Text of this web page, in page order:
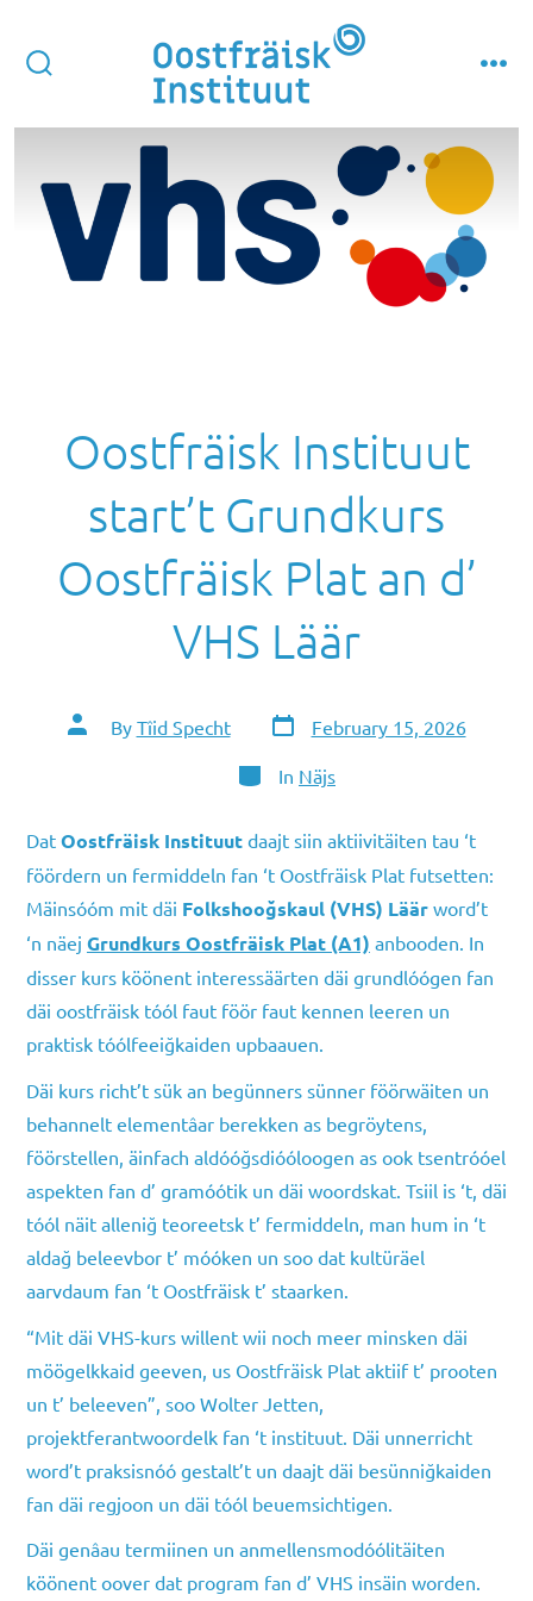
to
content
Oostfräisk Instituut
start’t Grundkurs
Oostfräisk Plat an d’
VHS Läär
Post
author
By Tîid Specht
Post
date
February 15, 2026
Categories
In Näjs
Dat Oostfräisk Instituutdaajt siin aktiivitäiten tau ‘t
föördern un fermiddeln fan ‘t Oostfräisk Plat futsetten:
Mäinsóóm mit däi Folkshooğskaul (VHS) Läärword’t
‘n näej Grundkurs Oostfräisk Plat (A1) anbooden. In
disser kurs köönent interessäärten däi grundlóógen fan
däi oostfräisk tóól faut föör faut kennen leeren un
praktisk tóólfeeiğkaiden upbaauen.
Däi kurs richt’t sük an begünners sünner föörwäiten un
behannelt elementâar berekken as begröytens,
föörstellen, äinfach aldóóğsdióóloogen as ook tsentróóel
aspekten fan d’ gramóótik un däi woordskat. Tsiil is ‘t, däi
tóól näit alleniğ teoreetsk t’ fermiddeln, man hum in ‘t
aldağ beleevbor t’ móóken un soo dat kultüräel
aarvdaum fan ‘t Oostfräisk t’ staarken.
“Mit däi VHS-kurs willent wii noch meer minsken däi
möögelkkaid geeven, us Oostfräisk Plat aktiif t’ prooten
un t’ beleeven”, soo Wolter Jetten,
projektferantwoordelk fan ‘t instituut. Däi unnerricht
word’t praksisnóó gestalt’t un daajt däi besünniğkaiden
fan däi regjoon un däi tóól beuemsichtigen.
Däi genâau termiinen un anmellensmodóólitäiten
köönent oover dat program fan d’ VHS insäin worden.